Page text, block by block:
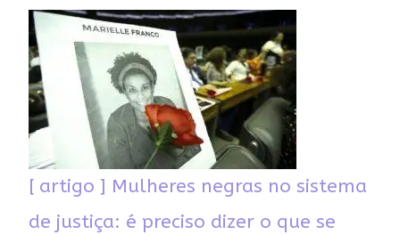
[ artigo ] Mulheres negras no sistema
de justiça: é preciso dizer o que se